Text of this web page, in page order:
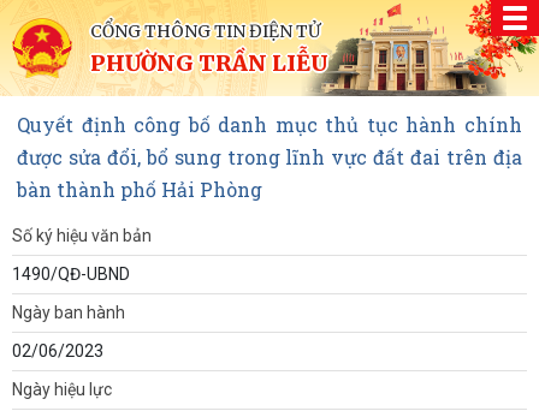
CỔNG THÔNG TIN ĐIỆN TỬ
PHƯỜNG TRẦN LIỄU
Quyết định công bố danh mục thủ tục hành chính
được sửa đổi, bổ sung trong lĩnh vực đất đai trên địa
bàn thành phố Hải Phòng
Số ký hiệu văn bản
1490/QĐ-UBND
Ngày ban hành
02/06/2023
Ngày hiệu lực